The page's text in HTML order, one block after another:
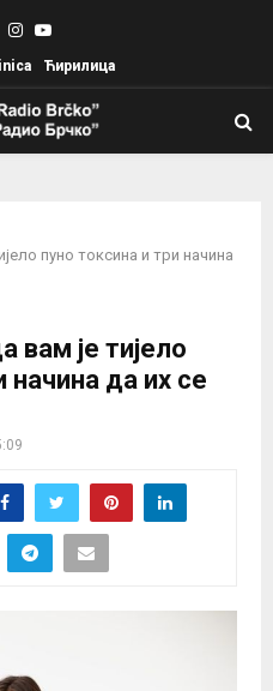
Instagram
Youtube
Ћирилица
пуно токсина и три начина
вам је тијело
начина да их се